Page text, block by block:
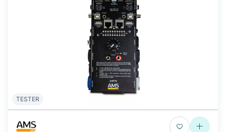
TESTER